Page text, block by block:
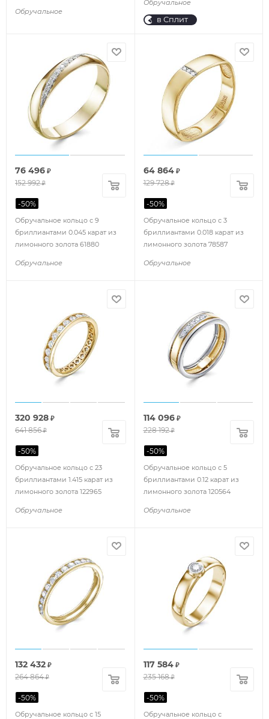
Обручальное
Обручальное
в Сплит
Обручальное кольцо с 9
бриллиантами 0.045 карат из
лимонного золота 61880
Обручальное
76 496 ₽
152 992₽
-50%
Обручальное кольцо с 3
бриллиантами 0.018 карат из
лимонного золота 78587
Обручальное
64 864₽
129 728₽
-50%
Обручальное кольцо с 23
бриллиантами 1.415 карат из
лимонного золота 122965
Обручальное
320 928 ₽
641 856₽
-50%
Обручальное кольцо с 5
бриллиантами 0.12 карат из
лимонного золота 120564
Обручальное
114 096₽
228 192₽
-50%
Обручальное кольцо с 15
132 432 ₽
264 864₽
-50%
Обручальное кольцо с
117 584₽
235 168₽
-50%